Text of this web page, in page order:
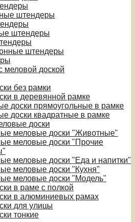
штендеры
штендеры
штендеры
меловой доской
без рамки
в деревянной рамке
доски прямоугольные в рамке
доски квадратные в рамке
доски
меловые доски "Животные"
меловые доски "Прочие
меловые доски "Еда и напитки"
меловые доски "Кухня"
меловые доски "Модель"
в раме с полкой
в алюминиевых рамах
для улицы
тонкие